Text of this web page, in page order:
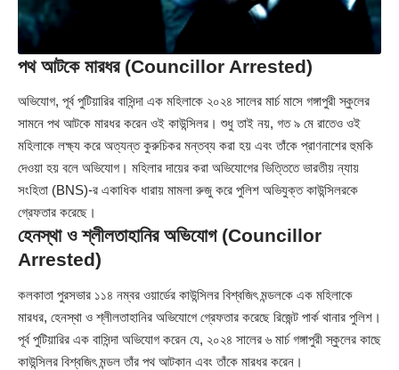
পথ আটকে মারধর (Councillor Arrested)
অভিযোগ, পূর্ব পুটিয়ারির বাসিন্দা এক মহিলাকে ২০২৪ সালের মার্চ মাসে গঙ্গাপুরী স্কুলের
সামনে পথ আটকে মারধর করেন ওই কাউন্সিলর। শুধু তাই নয়, গত ৯ মে রাতেও ওই
মহিলাকে লক্ষ্য করে অত্যন্ত কুরুচিকর মন্তব্য করা হয় এবং তাঁকে প্রাণনাশের হুমকি
দেওয়া হয় বলে অভিযোগ। মহিলার দায়ের করা অভিযোগের ভিত্তিতে ভারতীয় ন্যায়
সংহিতা (BNS)-র একাধিক ধারায় মামলা রুজু করে পুলিশ অভিযুক্ত কাউন্সিলরকে
গ্রেফতার করেছে।
হেনস্থা ও শ্লীলতাহানির অভিযোগ (Councillor
Arrested)
কলকাতা পুরসভার ১১৪ নম্বর ওয়ার্ডের কাউন্সিলর বিশ্বজিৎ মন্ডলকে এক মহিলাকে
মারধর, হেনস্থা ও শ্লীলতাহানির অভিযোগে গ্রেফতার করেছে রিজেন্ট পার্ক থানার পুলিশ।
পূর্ব পুটিয়ারির এক বাসিন্দা অভিযোগ করেন যে, ২০২৪ সালের ৬ মার্চ গঙ্গাপুরী স্কুলের কাছে
কাউন্সিলর বিশ্বজিৎ মন্ডল তাঁর পথ আটকান এবং তাঁকে মারধর করেন।